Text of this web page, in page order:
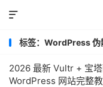

标签：WordPress 伪
2026 最新 Vultr + 宝
WordPress 网站完整